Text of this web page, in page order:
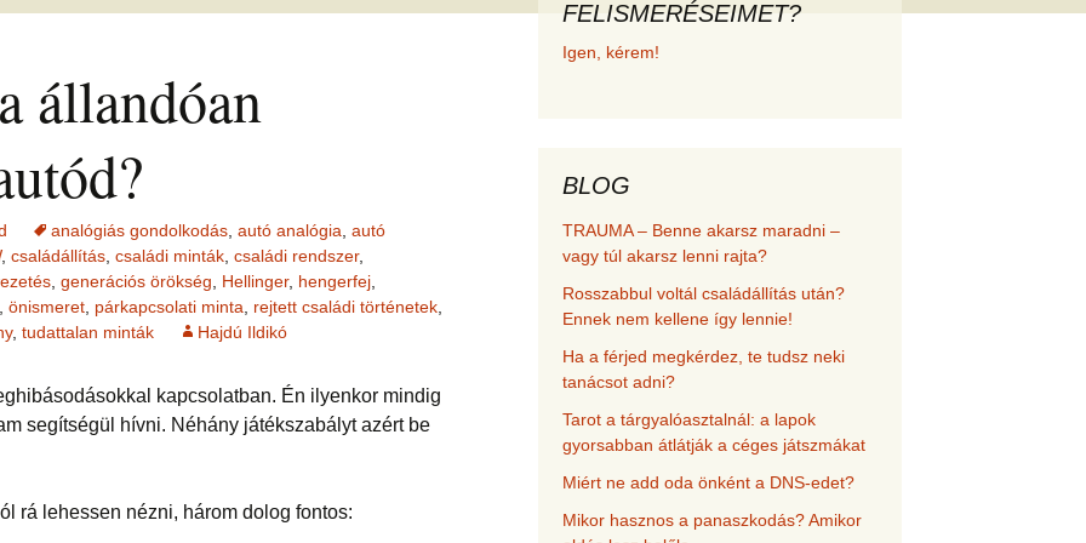
harag
–
Kronobiológiai
számolóprogram
– 4
TANFOLYAM
Megvásárolható
–
Ügyfelek meséi
problémákra
Kronobiológiai esetek
FASTER EFT esetek
GYEREKBAJOK
pénz
a
evés,
Cikkek a fogyás
témakörében
felismeréseimet és
állandóan
analógiás gondolkodás autó analógia autó
, családállítás családi minták családi rendszer,
generációs örökség Hellinger, hengerfej
önismeret párkapcsolati minta rejtett családi történetek
, tudattalan minták Hajdú Ildikó
kapcsolatban. Én ilyenkor mindig
segítségül hívni. Néhány játékszabályt azért be
rá lehessen nézni, három dolog fontos:
FELISMERÉSEIMET?
Igen, kérem!
BLOG
TRAUMA – Benne akarsz maradni –
vagy túl akarsz lenni rajta?
Rosszabbul voltál családállítás után?
Ennek nem kellene így lennie!
Ha a férjed megkérdez, te tudsz neki
tanácsot adni?
Tarot a tárgyalóasztalnál: a lapok
gyorsabban átlátják a céges játszmákat
Miért ne add oda önként a DNS-edet?
Mikor hasznos a panaszkodás? Amikor